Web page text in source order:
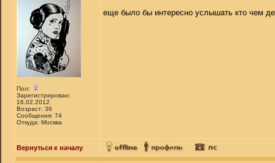
Пол:
Зарегистрирован:
16.02.2012
Возраст: 36
Сообщения: 74
Откуда: Москва
еще было бы интересно услышать кто чем
Вернуться к началу